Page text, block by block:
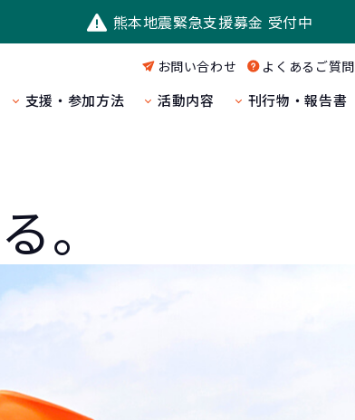
熊本地震緊急支援募金 受付中
お問い合わせ よくあるご質問
支援・参加方法 活動内容 刊行物・報告書
。